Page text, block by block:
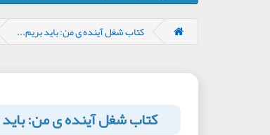
کتاب شغل آینده ی من: باید بریم...
کتاب شغل آینده ی من: